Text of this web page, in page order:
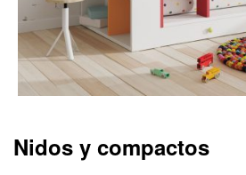
Nidos y compactos